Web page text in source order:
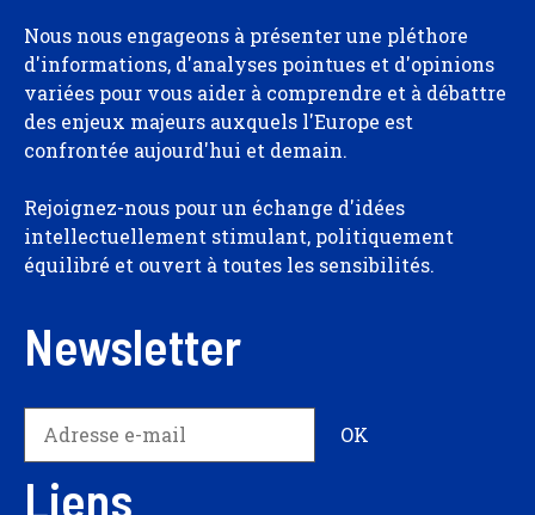
Nous nous engageons à présenter une pléthore
d'informations, d'analyses pointues et d'opinions
variées pour vous aider à comprendre et à débattre
des enjeux majeurs auxquels l'Europe est
confrontée aujourd'hui et demain.
Rejoignez-nous pour un échange d'idées
intellectuellement stimulant, politiquement
équilibré et ouvert à toutes les sensibilités.
Newsletter
Liens